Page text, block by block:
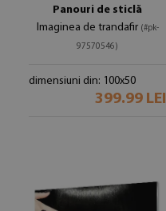
Panouri de sticlă
Imaginea de trandafir (#pk-
97570546)
dimensiuni din: 100x50
399.99 LEI